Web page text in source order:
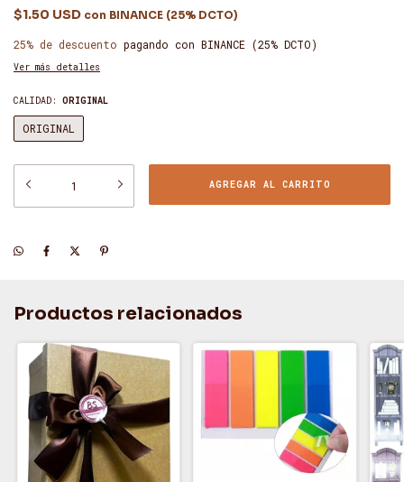
$1.50 USD con BINANCE (25% DCTO)
25% de descuento pagando con BINANCE (25% DCTO)
Ver más detalles
CALIDAD: ORIGINAL
ORIGINAL
Productos relacionados